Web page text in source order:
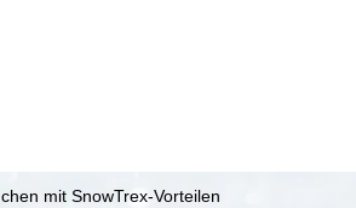
mit SnowTrex-Vorteilen